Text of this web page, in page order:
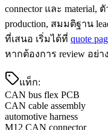
connector และ material,
production, สมมติฐาน
ที่เสนอ เริ่มได้ที่ quote
หากต้องการ review อย่า
แท็ก:
CAN bus flex PCB
CAN cable assembly
automotive harness
M12 CAN connector